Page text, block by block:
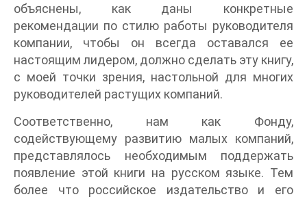
объяснены, как даны конкретные
рекомендации по стилю работы руководителя
компании, чтобы он всегда оставался ее
настоящим лидером, должно сделать эту книгу,
с моей точки зрения, настольной для многих
руководителей растущих компаний.
Соответственно, нам как Фонду,
содействующему развитию малых компаний,
представлялось необходимым поддержать
появление этой книги на русском языке. Тем
более что российское издательство и его